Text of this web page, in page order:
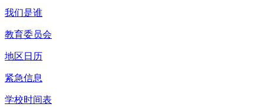
我们是谁
教育委员会
地区日历
紧急信息
学校时间表